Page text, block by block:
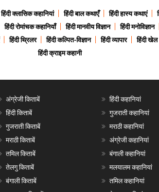
हिंदी क्लासिक कहानियां हिंदी बाल कथाएँ हिंदी हास्य कथाएं
हिंदी रोमांचक कहानियाँ हिंदी मानवीय विज्ञान हिंदी मनोविज्ञान
हिंदी थ्रिलर हिंदी कल्पित-विज्ञान हिंदी व्यापार हिंदी खेल
हिंदी क्राइम कहानी
अंग्रेजी किताबें
हिंदी किताबें
गुजराती किताबें
मराठी किताबें
तमिल किताबें
तेलगु किताबें
बंगाली किताबें
हिंदी कहानियां
गुजराती कहानियां
मराठी कहानियां
अंग्रेजी कहानियां
बंगाली कहानियां
मलयालम कहानियां
तमिल कहानियां